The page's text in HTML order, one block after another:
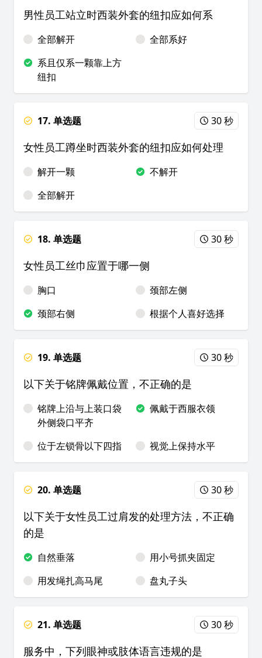
男性员工站立时西装外套的纽扣应如何系
全部解开
全部系好
系且仅系一颗靠上方
纽扣
17. 单选题 30 秒
女性员工蹲坐时西装外套的纽扣应如何处理
解开一颗
不解开
全部解开
18. 单选题 30 秒
女性员工丝巾应置于哪一侧
胸口
颈部左侧
颈部右侧
根据个人喜好选择
19. 单选题 30 秒
以下关于铭牌佩戴位置，不正确的是
铭牌上沿与上装口袋
外侧袋口平齐
佩戴于西服衣领
位于左锁骨以下四指 视觉上保持水平
20. 单选题 30 秒
以下关于女性员工过肩发的处理方法，不正确
的是
自然垂落
用小号抓夹固定
用发绳扎高马尾
盘丸子头
21. 单选题 30 秒
服务中，下列眼神或肢体语言违规的是